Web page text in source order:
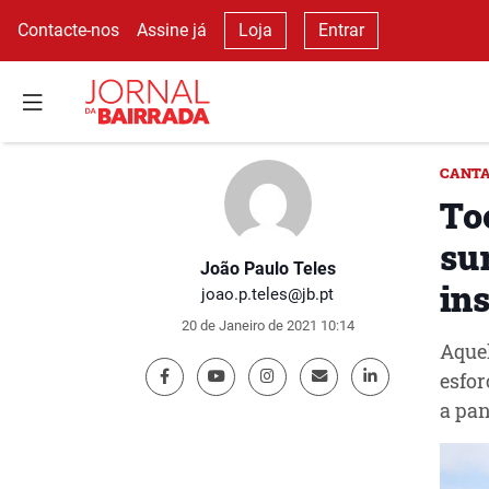
Contacte-nos Assine já Loja Entrar
João Paulo Teles
joao.p.teles@jb.pt
20 de Janeiro de 2021 10:14
a